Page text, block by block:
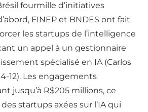
fourmille d’initiatives
FINEP et BNDES ont fait
les startups de l’intelligence
un appel à un gestionnaire
spécialisé en IA (Carlos
12). Les engagements
jusqu’à R$205 millions, ce
startups axées sur l’IA qui